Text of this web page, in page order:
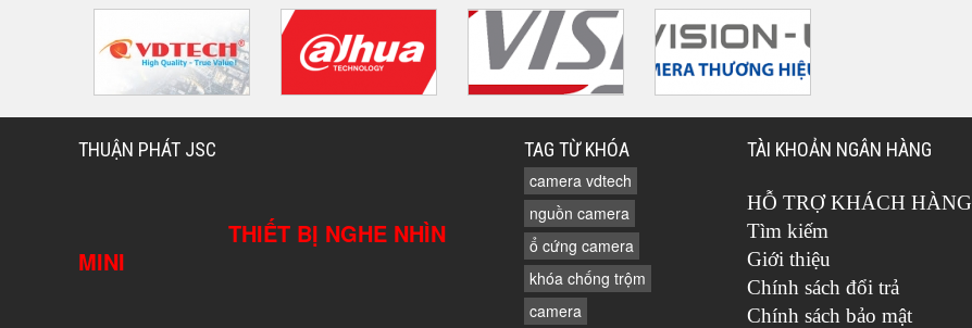
THUẬN PHÁT JSC
THIẾT BỊ NGHE NHÌN
MINI
TAG TỪ KHÓA
camera vdtech
nguồn camera
ổ cứng camera
khóa chống trộm
camera
TÀI KHOẢN NGÂN HÀNG
HỖ TRỢ KHÁCH HÀNG
Tìm kiếm
Giới thiệu
Chính sách đổi trả
Chính sách bảo mật